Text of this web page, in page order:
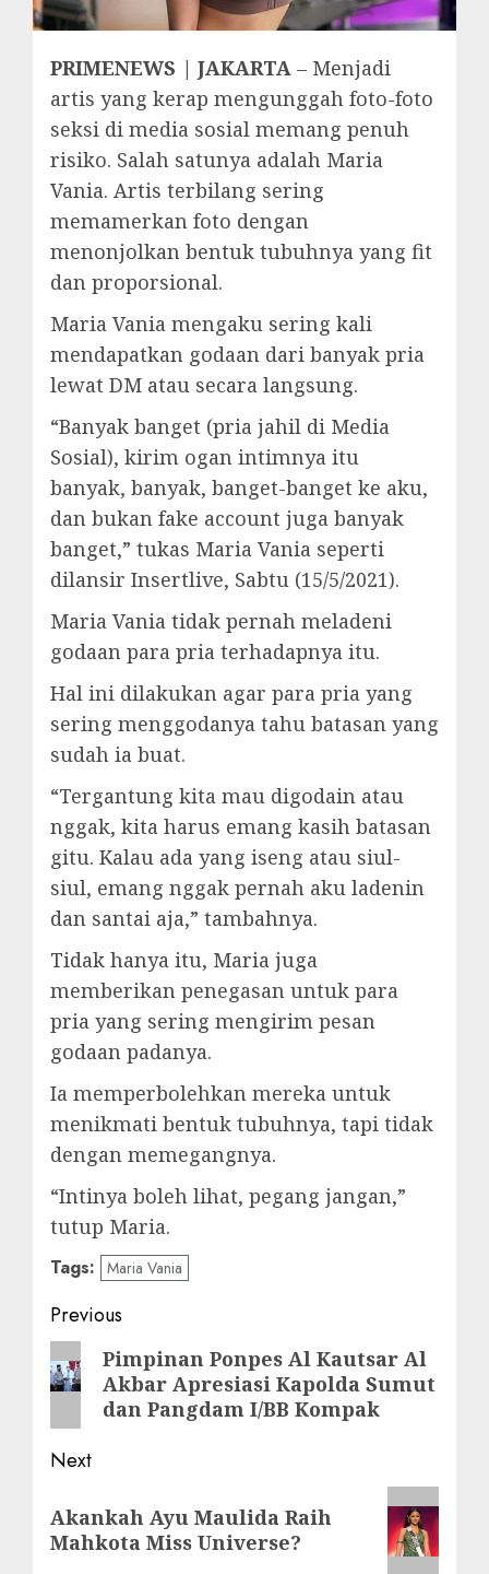
PRIMENEWS | JAKARTA – Menjadi
artis yang kerap mengunggah foto-foto
seksi di media sosial memang penuh
risiko. Salah satunya adalah Maria
Vania. Artis terbilang sering
memamerkan foto dengan
menonjolkan bentuk tubuhnya yang fit
dan proporsional.
Maria Vania mengaku sering kali
mendapatkan godaan dari banyak pria
lewat DM atau secara langsung.
“Banyak banget (pria jahil di Media
Sosial), kirim ogan intimnya itu
banyak, banyak, banget-banget ke aku,
dan bukan fake account juga banyak
banget,” tukas Maria Vania seperti
dilansir Insertlive, Sabtu (15/5/2021).
Maria Vania tidak pernah meladeni
godaan para pria terhadapnya itu.
Hal ini dilakukan agar para pria yang
sering menggodanya tahu batasan yang
sudah ia buat.
“Tergantung kita mau digodain atau
nggak, kita harus emang kasih batasan
gitu. Kalau ada yang iseng atau siul-
siul, emang nggak pernah aku ladenin
dan santai aja,” tambahnya.
Tidak hanya itu, Maria juga
memberikan penegasan untuk para
pria yang sering mengirim pesan
godaan padanya.
Ia memperbolehkan mereka untuk
menikmati bentuk tubuhnya, tapi tidak
dengan memegangnya.
“Intinya boleh lihat, pegang jangan,”
tutup Maria.
Tags: Maria Vania
Post
navigation
Previous
Previous
post:
Pimpinan Ponpes Al Kautsar Al
Akbar Apresiasi Kapolda Sumut
dan Pangdam I/BB Kompak
Next
post:
Akankah Ayu Maulida Raih
Mahkota Miss Universe?